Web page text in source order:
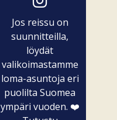
Jos reissu on
suunnitteilla,
löydät
valikoimastamme
loma-asuntoja eri
puolilta Suomea
ympäri vuoden. ❤️